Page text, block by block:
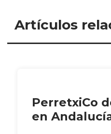
Artículos
PerretxiCo
en